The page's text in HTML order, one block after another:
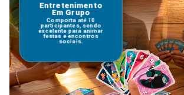
Entretenimento
Em Grupo
Comporta até 10
participantes, sendo
excelente para animar
festas e encontros
sociais.